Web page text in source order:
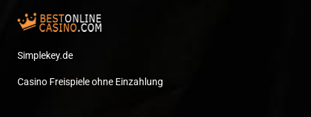
Simplekey.de
Casino Freispiele ohne Einzahlung